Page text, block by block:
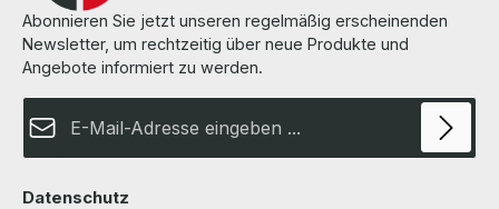
Abonnieren Sie jetzt unseren regelmäßig erscheinenden
Newsletter, um rechtzeitig über neue Produkte und
Angebote informiert zu werden.
Datenschutz